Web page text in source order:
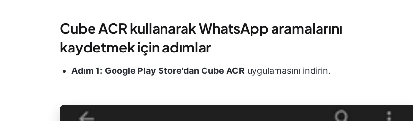
Cube ACR kullanarak WhatsApp aramalarını
kaydetmek için adımlar
Adım 1: Google Play Store'dan Cube ACR uygulamasını indirin.